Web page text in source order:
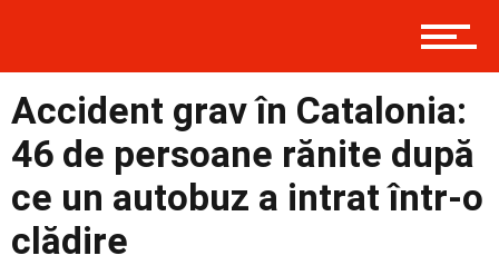
Prima
Politică
Accident grav în Catalonia:
46 de persoane rănite după
ce un autobuz a intrat într-o
clădire